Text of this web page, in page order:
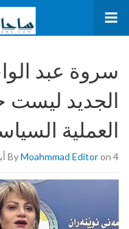
سروة عبد
الجديد
العملية
ByMoahmmad Editoron 4 أبريل، 2022